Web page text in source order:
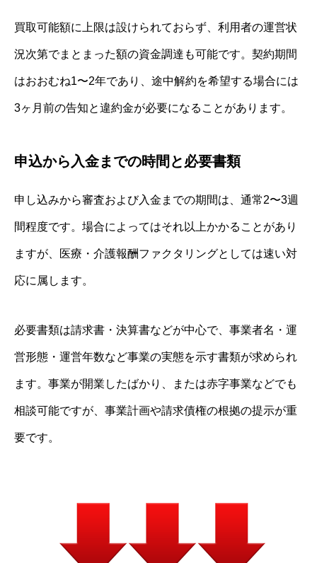
買取可能額に上限は設けられておらず、利用者の運営状
況次第でまとまった額の資金調達も可能です。契約期間
はおおむね1〜2年であり、途中解約を希望する場合には
3ヶ月前の告知と違約金が必要になることがあります。
申込から入金までの時間と必要書類
申し込みから審査および入金までの期間は、通常2〜3週
間程度です。場合によってはそれ以上かかることがあり
ますが、医療・介護報酬ファクタリングとしては速い対
応に属します。
必要書類は請求書・決算書などが中心で、事業者名・運
営形態・運営年数など事業の実態を示す書類が求められ
ます。事業が開業したばかり、または赤字事業などでも
相談可能ですが、事業計画や請求債権の根拠の提示が重
要です。